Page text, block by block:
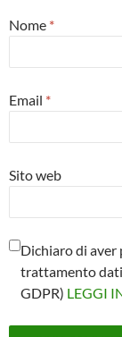
Nome *
Email *
Sito web
Dichiaro di aver
trattamento dati
GDPR) LEGGI